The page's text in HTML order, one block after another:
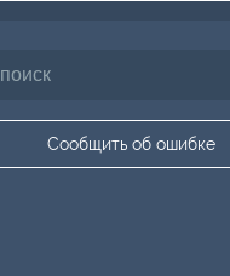
Сообщить об ошибке